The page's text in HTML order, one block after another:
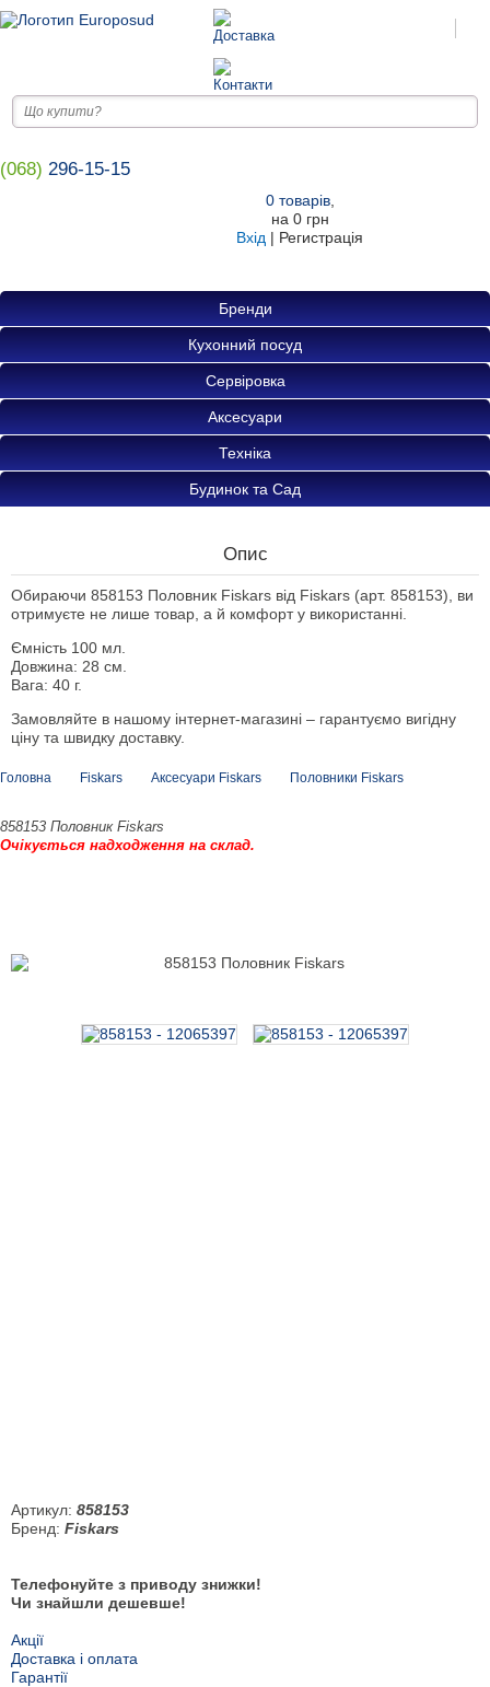
(068) 296-15-15
0товарів,
на 0 грн
Вхід | Регистрація
Бренди
Кухонний посуд
Сервіровка
Аксесуари
Техніка
Будинок та Сад
Опис
Обираючи 858153 Половник Fiskars від Fiskars (арт. 858153), ви
отримуєте не лише товар, а й комфорт у використанні.
Ємність 100 мл.
Довжина: 28 см.
Вага: 40 г.
Замовляйте в нашому інтернет-магазині – гарантуємо вигідну
ціну та швидку доставку.
Головна Fiskars Аксесуари Fiskars Половники Fiskars
858153 Половник Fiskars
Очікується надходження на склад.
Артикул: 858153
Бренд: Fiskars
Телефонуйте з приводу знижки!
Чи знайшли дешевше!
Акції
Доставка і оплата
Гарантії